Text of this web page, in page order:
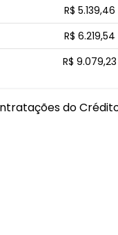
R$ 5.139,46
R$ 6.219,54
R$ 9.079,23
do